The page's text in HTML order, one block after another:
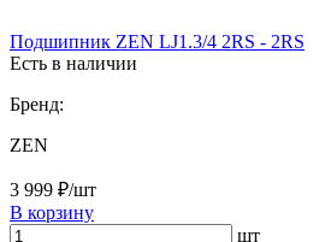
Подшипник ZEN LJ1.3/4 2RS - 2RS
Есть в наличии
Бренд:
ZEN
3 999 ₽/шт
В корзину
шт